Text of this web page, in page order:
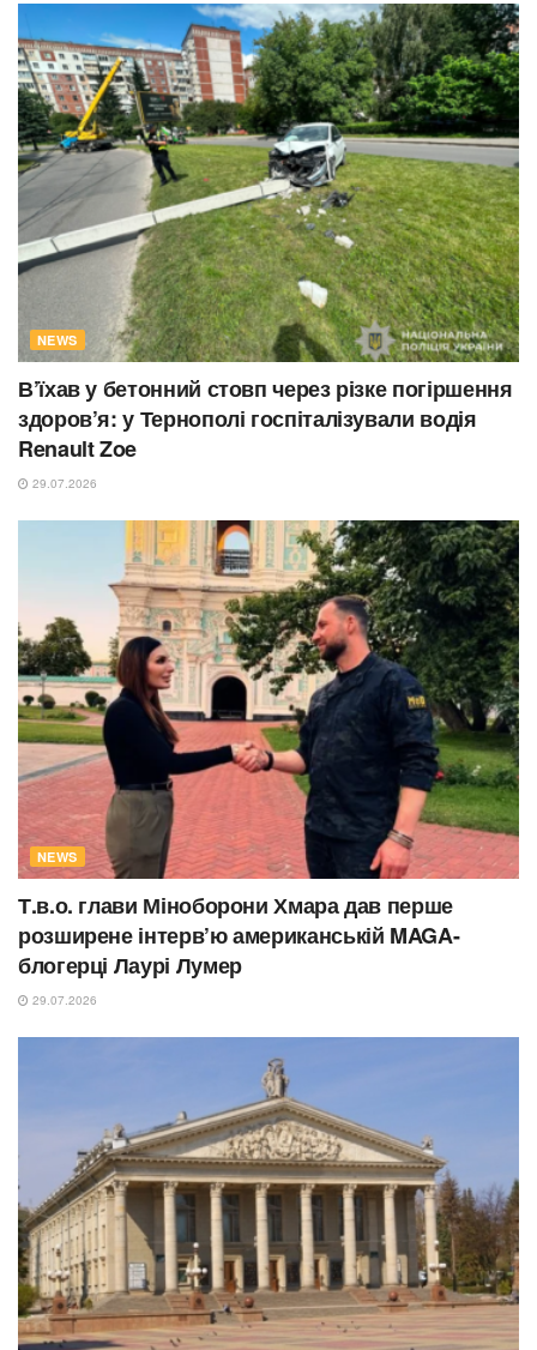
NEWS
В’їхав у бетонний стовп через різке погіршення
здоров’я: у Тернополі госпіталізували водія
Renault Zoe
29.07.2026
NEWS
Т.в.о. глави Міноборони Хмара дав перше
розширене інтерв’ю американській MAGA-
блогерці Лаурі Лумер
29.07.2026